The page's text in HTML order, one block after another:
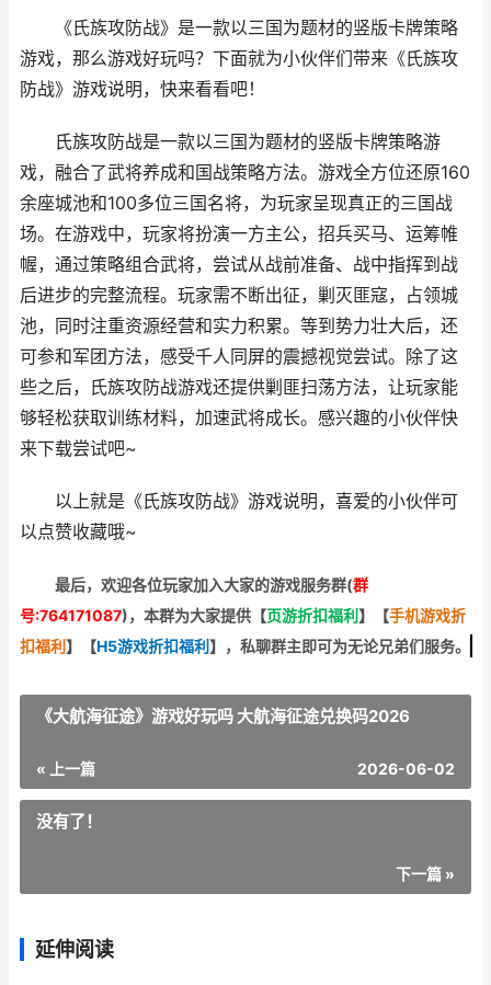
《氏族攻防战》是一款以三国为题材的竖版卡牌策略
游戏，那么游戏好玩吗？下面就为小伙伴们带来《氏族攻
防战》游戏说明，快来看看吧！
氏族攻防战是一款以三国为题材的竖版卡牌策略游
戏，融合了武将养成和国战策略方法。游戏全方位还原160
余座城池和100多位三国名将，为玩家呈现真正的三国战
场。在游戏中，玩家将扮演一方主公，招兵买马、运筹帷
幄，通过策略组合武将，尝试从战前准备、战中指挥到战
后进步的完整流程。玩家需不断出征，剿灭匪寇，占领城
池，同时注重资源经营和实力积累。等到势力壮大后，还
可参和军团方法，感受千人同屏的震撼视觉尝试。除了这
些之后，氏族攻防战游戏还提供剿匪扫荡方法，让玩家能
够轻松获取训练材料，加速武将成长。感兴趣的小伙伴快
来下载尝试吧~
以上就是《氏族攻防战》游戏说明，喜爱的小伙伴可
以点赞收藏哦~
最后，欢迎各位玩家加入大家的游戏服务群(群
号:764171087)，本群为大家提供【页游折扣福利 】 【手机游戏折
扣福利 】 【H5游戏折扣福利 】 ，私聊群主即可为无论兄弟们服务。
《大航海征途》游戏好玩吗 大航海征途兑换码2026
« 上一篇 2026-06-02
没有了！
下一篇 »
延伸阅读